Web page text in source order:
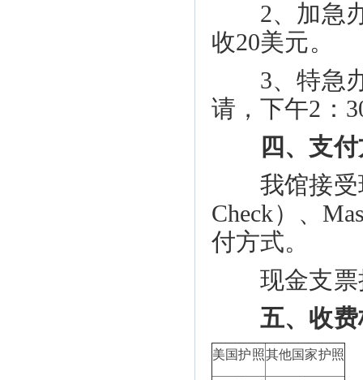
2、加急办
收20美元。
3、特急办
请，下午2：
四、支
我馆接受现
Check）、
付方式。
现金支票抬
五、收
美国护照其他国家护照